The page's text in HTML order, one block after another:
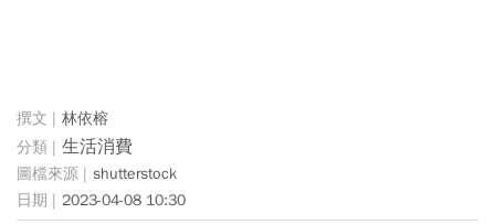
林依榕
生活消費
shutterstock
2023-04-08 10:30